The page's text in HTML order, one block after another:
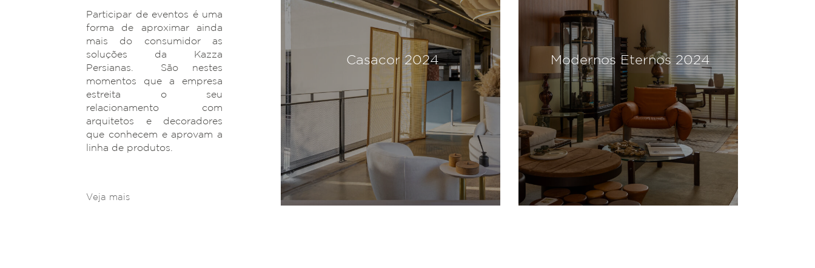
Participar de eventos é uma
forma de aproximar ainda
mais do consumidor as
soluções da Kazza
Persianas. São nestes
momentos que a empresa
estreita o seu
relacionamento com
arquitetos e decoradores
que conhecem e aprovam a
linha de produtos.
Veja mais
Casacor 2024 Modernos Eternos 2024